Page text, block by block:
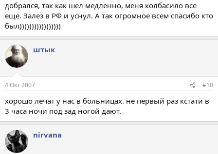
добрался, так как шел медленно, меня колбасило все
еще. Залез в РФ и уснул. А так огромное всем спасибо кто
был)))))))))))))))))
штык
4 Окт 2007 #10
хорошо лечат у нас в больницах. не первый раз кстати в
3 часа ночи под зад ногой дают.
nirvana